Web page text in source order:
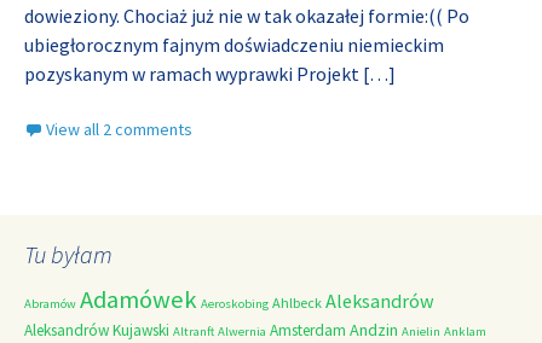
dowieziony. Chociaż już nie w tak okazałej formie:(( Po
ubiegłorocznym fajnym doświadczeniu niemieckim
pozyskanym w ramach wyprawki Projekt […]
View all 2 comments
Tu byłam
Abramów Adamówek Aeroskobing Ahlbeck Aleksandrów
Aleksandrów Kujawski Altranft Alwernia Amsterdam Andzin Anielin Anklam